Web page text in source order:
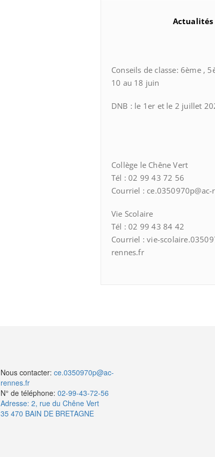
Actualités
Conseils de classe: 6ème ,
10 au 18 juin
DNB : le 1er et le 2 juillet
Collège le Chêne Vert
Tél : 02 99 43 72 56
Courriel :
Vie Scolaire
Tél : 02 99 43 84 42
Courriel : vie-
rennes.fr
Nous contacter: ce.0350970p@ac-
rennes.fr
N° de téléphone: 02-99-43-72-56
Adresse: 2, rue du Chêne Vert
35 470 BAIN DE BRETAGNE